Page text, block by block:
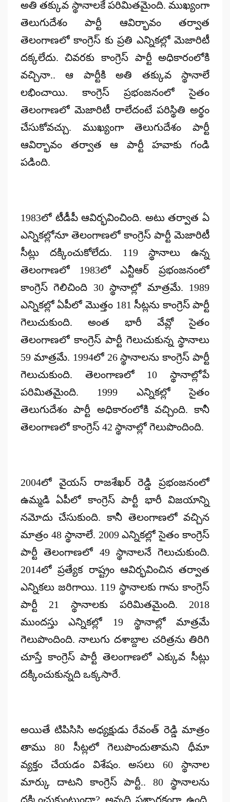
అతి తక్కువ స్థానాలకే పరిమితమైంది. ముఖ్యంగా
తెలుగుదేశం పార్టీ ఆవిర్భావం తర్వాత
తెలంగాణలో కాంగ్రెస్ కు ప్రతి ఎన్నికల్లో మెజారిటీ
దక్కలేదు. చివరకు కాంగ్రెస్ పార్టీ అధికారంలోకి
వచ్చినా.. ఆ పార్టీకి అతి తక్కువ స్థానాలే
లభించాయి. కాంగ్రెస్ ప్రభంజనంలో సైతం
తెలంగాణలో మెజారిటీ రాలేదంటే పరిస్థితి అర్థం
చేసుకోవచ్చు. ముఖ్యంగా తెలుగుదేశం పార్టీ
ఆవిర్భావం తర్వాత ఆ పార్టీ హవాకు గండి
పడింది.
1983లో టీడీపీ ఆవిర్భవించింది. అటు తర్వాత ఏ
ఎన్నికల్లోనూ తెలంగాణలో కాంగ్రెస్ పార్టీ మెజారిటీ
సీట్లు దక్కించుకోలేదు. 119 స్థానాలు ఉన్న
తెలంగాణలో 1983లో ఎన్టీఆర్ ప్రభంజనంలో
కాంగ్రెస్ గెలిచింది 30 స్థానాల్లో మాత్రమే. 1989
ఎన్నికల్లో ఏపీలో మొత్తం 181 సీట్లను కాంగ్రెస్ పార్టీ
గెలుచుకుంది. అంత భారీ వేవ్లో సైతం
తెలంగాణలో కాంగ్రెస్ పార్టీ గెలుచుకున్న స్థానాలు
59 మాత్రమే. 1994లో 26 స్థానాలను కాంగ్రెస్ పార్టీ
గెలుచుకుంది. తెలంగాణలో 10 స్థానాల్లోపే
పరిమితమైంది. 1999 ఎన్నికల్లో సైతం
తెలుగుదేశం పార్టీ అధికారంలోకి వచ్చింది. కానీ
తెలంగాణలో కాంగ్రెస్ 42 స్థానాల్లో గెలుపొందింది.
2004లో వైయస్ రాజశేఖర్ రెడ్డి ప్రభంజనంలో
ఉమ్మడి ఏపీలో కాంగ్రెస్ పార్టీ భారీ విజయాన్ని
నమోదు చేసుకుంది. కానీ తెలంగాణలో వచ్చిన
మాత్రం 48 స్థానాలే. 2009 ఎన్నికల్లో సైతం కాంగ్రెస్
పార్టీ తెలంగాణలో 49 స్థానాలనే గెలుచుకుంది.
2014లో ప్రత్యేక రాష్ట్రం ఆవిర్భవించిన తర్వాత
ఎన్నికలు జరిగాయి. 119 స్థానాలకు గాను కాంగ్రెస్
పార్టీ 21 స్థానాలకు పరిమితమైంది. 2018
ముందస్తు ఎన్నికల్లో 19 స్థానాల్లో మాత్రమే
గెలుపొందింది. నాలుగు దశాబ్దాల చరిత్రను తిరిగి
చూస్తే కాంగ్రెస్ పార్టీ తెలంగాణలో ఎక్కువ సీట్లు
దక్కించుకున్నది ఒక్కసారే.
అయితే టిపిసిసి అధ్యక్షుడు రేవంత్ రెడ్డి మాత్రం
తాము 80 సీట్లలో గెలుపొందుతామని ధీమా
వ్యక్తం చేయడం విశేషం. అసలు 60 స్థానాల
మార్కు దాటని కాంగ్రెస్ పార్టీ.. 80 స్థానాలను
దక్కించుకుంటుందా? అన్నది ప్రశ్నార్ధకంగా ఉంది.